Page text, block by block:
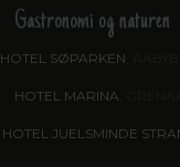
Gastronomi og naturen
HOTEL SØPARKEN
HOTEL MARINA
HOTEL JUELSMINDE